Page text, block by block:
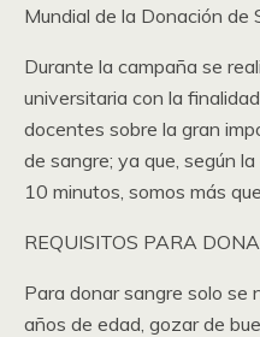
Mundial de la Donación de
Durante la campaña se
universitaria con la
docentes sobre la gran
de sangre; ya que, según
10 minutos, somos más
REQUISITOS PARA
Para donar sangre solo se
años de edad, gozar de